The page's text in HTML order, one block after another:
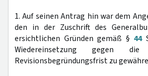
1. Auf seinen Antrag hin war dem
den in der Zuschrift des
ersichtlichen Gründen gemäß § 44
Wiedereinsetzung gegen die
Revisionsbegründungsfrist zu